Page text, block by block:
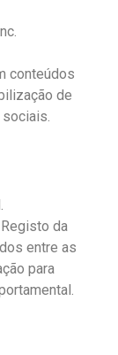
conteúdos
de
Registo da
entre as
para